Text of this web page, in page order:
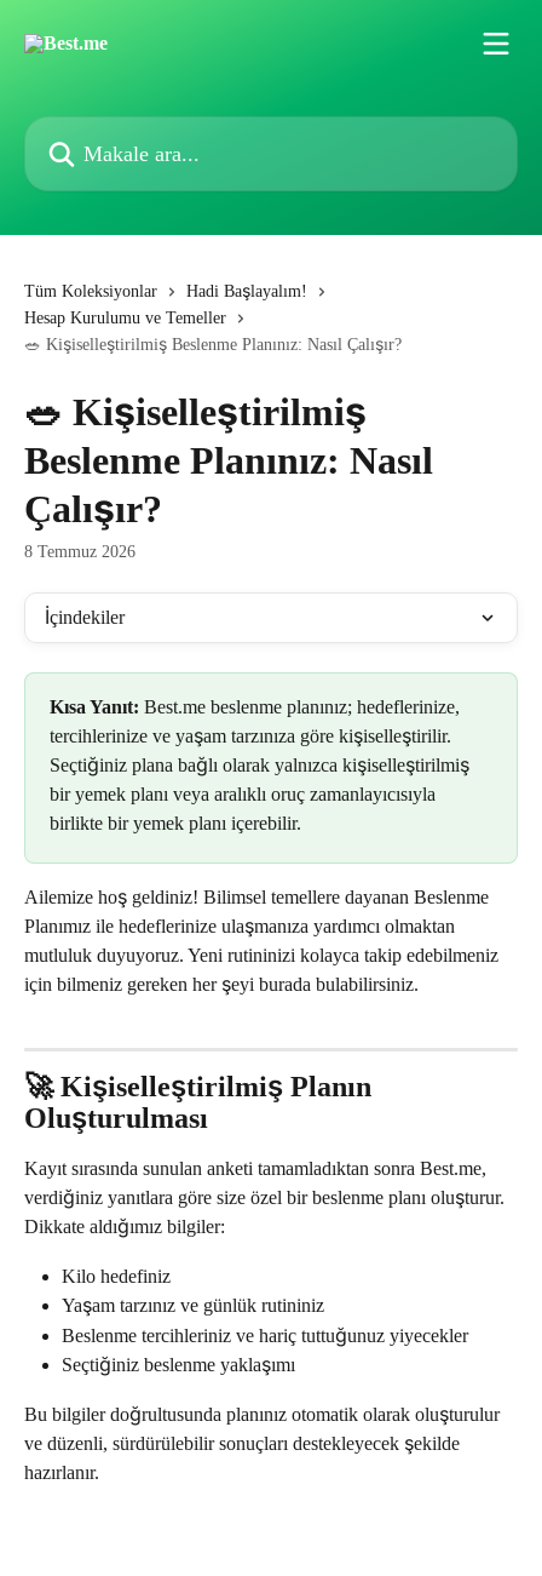
Makale ara...
Tüm Koleksiyonlar
Hadi Başlayalım!
Hesap Kurulumu ve Temeller
🥗 Kişiselleştirilmiş Beslenme Planınız: Nasıl Çalışır?
🥗 Kişiselleştirilmiş
Beslenme Planınız: Nasıl
Çalışır?
8 Temmuz 2026
İçindekiler
Kısa Yanıt: Best.me beslenme planınız; hedeflerinize,
tercihlerinize ve yaşam tarzınıza göre kişiselleştirilir.
Seçtiğiniz plana bağlı olarak yalnızca kişiselleştirilmiş
bir yemek planı veya aralıklı oruç zamanlayıcısıyla
birlikte bir yemek planı içerebilir.
Ailemize hoş geldiniz! Bilimsel temellere dayanan Beslenme
Planımız ile hedeflerinize ulaşmanıza yardımcı olmaktan
mutluluk duyuyoruz. Yeni rutininizi kolayca takip edebilmeniz
için bilmeniz gereken her şeyi burada bulabilirsiniz.
🚀 Kişiselleştirilmiş Planın
Oluşturulması
Kayıt sırasında sunulan anketi tamamladıktan sonra Best.me,
verdiğiniz yanıtlara göre size özel bir beslenme planı oluşturur.
Dikkate aldığımız bilgiler:
Kilo hedefiniz
Yaşam tarzınız ve günlük rutininiz
Beslenme tercihleriniz ve hariç tuttuğunuz yiyecekler
Seçtiğiniz beslenme yaklaşımı
Bu bilgiler doğrultusunda planınız otomatik olarak oluşturulur
ve düzenli, sürdürülebilir sonuçları destekleyecek şekilde
hazırlanır.